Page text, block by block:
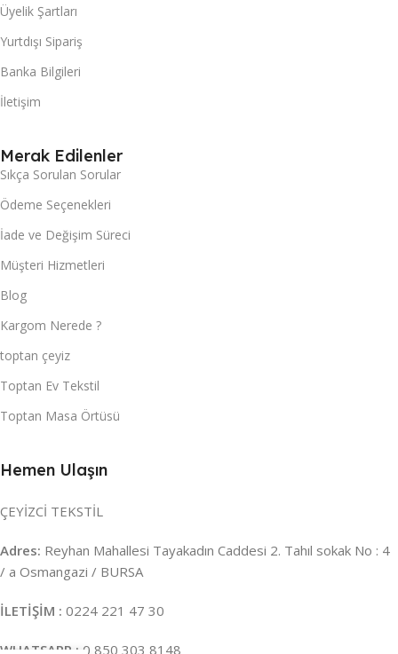
Üyelik Şartları
Yurtdışı Sipariş
Banka Bilgileri
İletişim
Merak Edilenler
Sıkça Sorulan Sorular
Ödeme Seçenekleri
İade ve Değişim Süreci
Müşteri Hizmetleri
Blog
Kargom Nerede ?
toptan çeyiz
Toptan Ev Tekstil
Toptan Masa Örtüsü
Hemen Ulaşın
ÇEYİZCİ TEKSTİL
Adres: Reyhan Mahallesi Tayakadın Caddesi 2. Tahıl sokak No : 4
/ a Osmangazi / BURSA
İLETİŞİM : 0224 221 47 30
WHATSAPP : 0 850 303 8148